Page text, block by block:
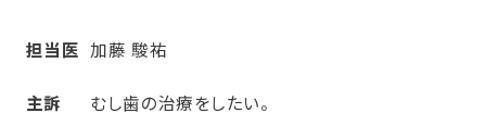
担当医 加藤 駿祐
主訴 むし歯の治療をしたい。